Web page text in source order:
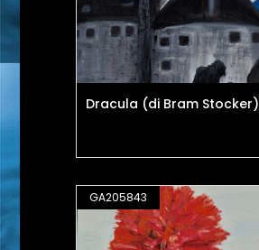
Dracula (di Bram Stocker)
GA205843